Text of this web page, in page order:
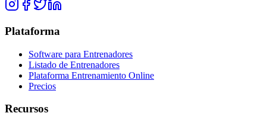
Plataforma
Software para Entrenadores
Listado de Entrenadores
Plataforma Entrenamiento Online
Precios
Recursos